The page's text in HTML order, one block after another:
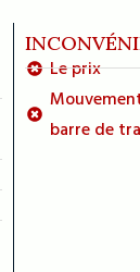
Le prix
barre de